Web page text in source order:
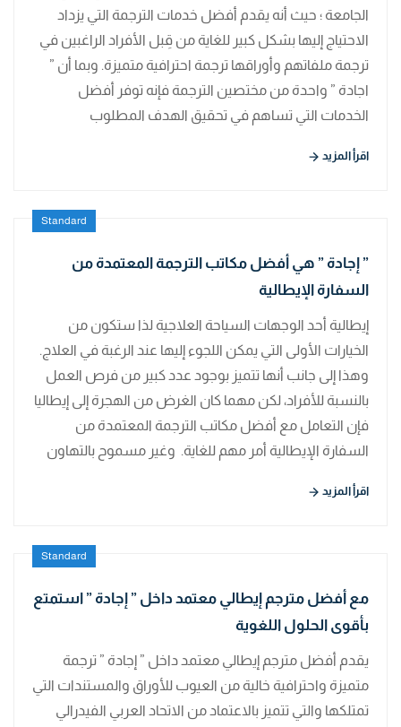
الجامعة ؛ حيث أنه يقدم أفضل خدمات الترجمة التي يزداد
الاحتياج إليها بشكل كبير للغاية من قِبل الأفراد الراغبين في
ترجمة ملفاتهم وأوراقها ترجمة احترافية متميزة. وبما أن ”
اجادة ” واحدة من مختصين الترجمة فإنه توفر أفضل
الخدمات التي تساهم في تحقيق الهدف المطلوب
اقرأ المزيد
Standard
” إجادة ” هي أفضل مكاتب الترجمة المعتمدة من
السفارة الإيطالية
إيطالية أحد الوجهات السياحة العلاجية لذا ستكون من
الخيارات الأولى التي يمكن اللجوء إليها عند الرغبة في العلاج.
وهذا إلى جانب أنها تتميز بوجود عدد كبير من فرص العمل
بالنسبة للأفراد، لكن مهما كان الغرض من الهجرة إلى إيطاليا
فإن التعامل مع أفضل مكاتب الترجمة المعتمدة من
السفارة الإيطالية أمر مهم للغاية. وغير مسموح بالتهاون
اقرأ المزيد
Standard
مع أفضل مترجم إيطالي معتمد داخل ” إجادة ” استمتع
بأقوى الحلول اللغوية
يقدم أفضل مترجم إيطالي معتمد داخل ” إجادة ” ترجمة
متميزة واحترافية خالية من العيوب للأوراق والمستندات التي
تمتلكها والتي تتميز بالاعتماد من الاتحاد العربي الفيدرالي